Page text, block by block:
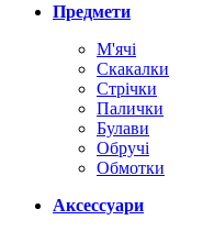
Предмети
М'ячі
Скакалки
Стрічки
Палички
Булави
Обручі
Обмотки
Аксессуари